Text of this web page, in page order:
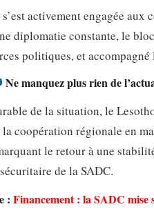
activement engagée
diplomatie constante, le
politiques, et
Ne manquez plus rien de
de la situation, le
coopération régionale en
le retour à une
de la SADC.
: Financement : la SADC mise